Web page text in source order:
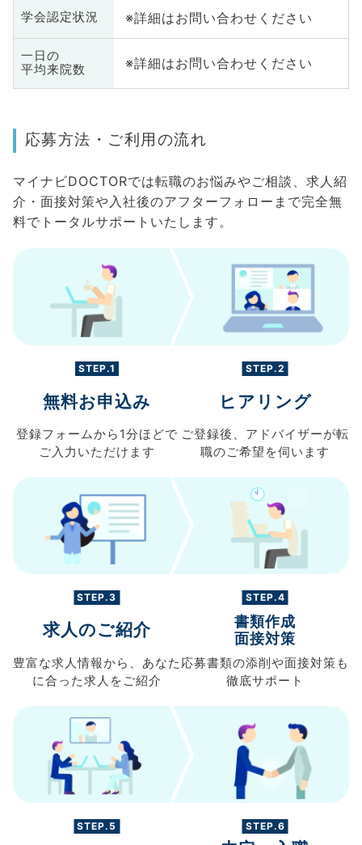
学会認定状況 ※詳細はお問い合わせください
一日の
平均来院数
※詳細はお問い合わせください
応募方法・ご利用の流れ
マイナビDOCTORでは転職のお悩みやご相談、求人紹
介・面接対策や入社後のアフターフォローまで完全無
料でトータルサポートいたします。
STEP.1
無料お申込み
登録フォームから 1分ほどで
ご入力 いただけます
STEP.2
ヒアリング
ご登録後、 アドバイザーが転
職のご希望を伺います
STEP.3
求人のご紹介
豊富な求人情報から、 あなた
に合った求人を ご紹介
STEP.4
書類作成
面接対策
応募書類の添削や面接対策も
徹底サポート
STEP.5 STEP.6